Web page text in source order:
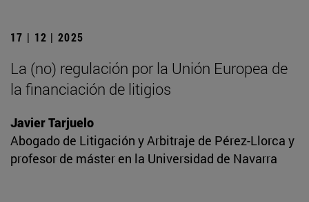
17 | 12 | 2025
La (no) regulación por la Unión Europea de
la financiación de litigios
Javier Tarjuelo
Abogado de Litigación y Arbitraje de Pérez-Llorca y
profesor de máster en la Universidad de Navarra